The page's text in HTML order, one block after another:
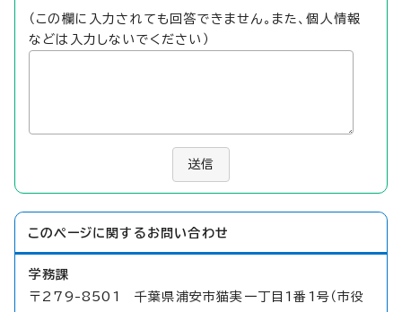
（この欄に入力されても回答できません。また、個人情報
などは入力しないでください）
送信
このページに関する お問い合わせ
学務課
〒279-8501 千葉県浦安市猫実一丁目1番1号（市役